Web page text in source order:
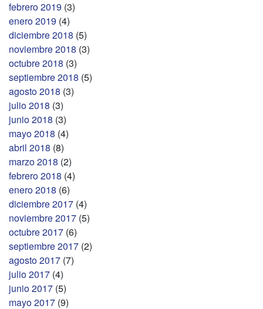
febrero 2019 (3)
enero 2019 (4)
diciembre 2018 (5)
noviembre 2018 (3)
octubre 2018 (3)
septiembre 2018 (5)
agosto 2018 (3)
julio 2018 (3)
junio 2018 (3)
mayo 2018 (4)
abril 2018 (8)
marzo 2018 (2)
febrero 2018 (4)
enero 2018 (6)
diciembre 2017 (4)
noviembre 2017 (5)
octubre 2017 (6)
septiembre 2017 (2)
agosto 2017 (7)
julio 2017 (4)
junio 2017 (5)
mayo 2017 (9)